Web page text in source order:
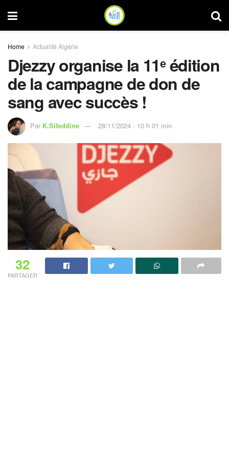
Home Actualité Algérie
Djezzy organise la 11ᵉ édition
de la campagne de don de
sang avec succès !
Par K.Sifeddine 28/11/2024 - 10 h 01 min
32
PARTAGER